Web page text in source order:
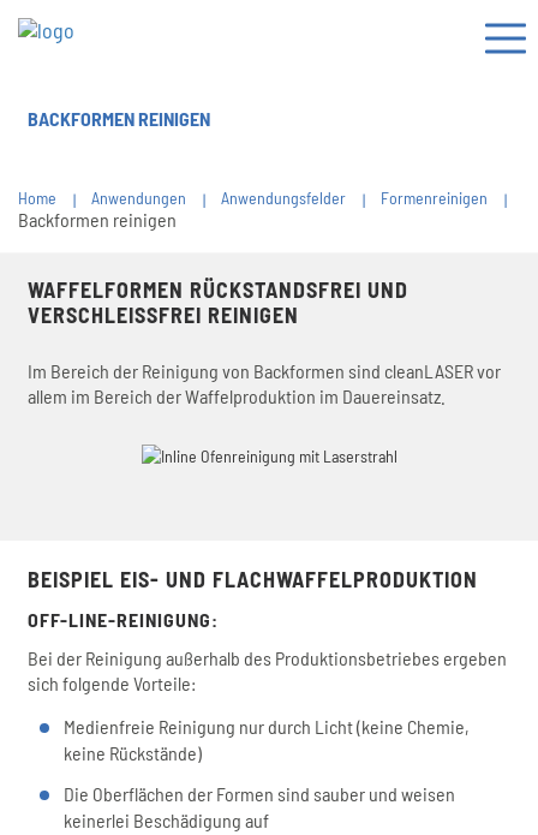
BACKFORMEN REINIGEN
Home Anwendungen Anwendungsfelder Formenreinigen
Backformen reinigen
WAFFELFORMEN RÜCKSTANDSFREI UND
VERSCHLEISSFREI REINIGEN
Im Bereich der Reinigung von Backformen sind cleanLASER vor
allem im Bereich der Waffelproduktion im Dauereinsatz.
BEISPIEL EIS- UND FLACHWAFFELPRODUKTION
OFF-LINE-REINIGUNG:
Bei der Reinigung außerhalb des Produktionsbetriebes ergeben
sich folgende Vorteile:
Medienfreie Reinigung nur durch Licht (keine Chemie,
keine Rückstände)
Die Oberflächen der Formen sind sauber und weisen
keinerlei Beschädigung auf